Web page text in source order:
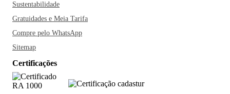
Sustentabilidade
Gratuidades e Meia Tarifa
Compre pelo WhatsApp
Sitemap
Certificações